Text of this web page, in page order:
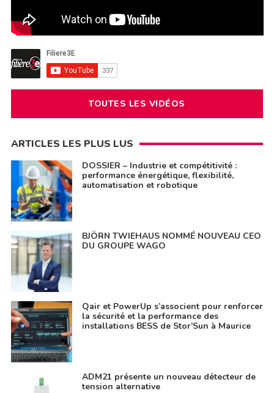
TOUTES LES VIDÉOS
ARTICLES LES PLUS LUS
DOSSIER – Industrie et compétitivité :
performance énergétique, flexibilité,
automatisation et robotique
BJÖRN TWIEHAUS NOMMÉ NOUVEAU CEO
DU GROUPE WAGO
Qair et PowerUp s’associent pour renforcer
la sécurité et la performance des
installations BESS de Stor’Sun à Maurice
ADM21 présente un nouveau détecteur de
tension alternative